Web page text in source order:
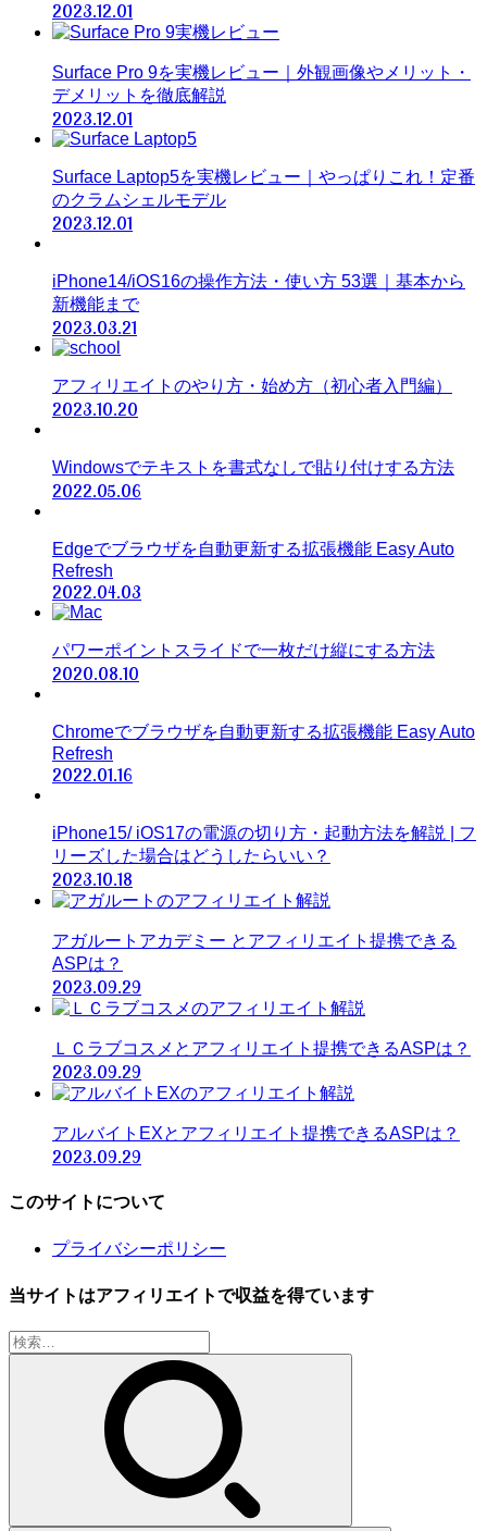
2023.12.01
Surface Pro 9を実機レビュー｜外観画像やメリット・
デメリットを徹底解説
2023.12.01
Surface Laptop5を実機レビュー｜やっぱりこれ！定番
のクラムシェルモデル
2023.12.01
iPhone14/iOS16の操作方法・使い方 53選｜基本から
新機能まで
2023.03.21
アフィリエイトのやり方・始め方（初心者入門編）
2023.10.20
Windowsでテキストを書式なしで貼り付けする方法
2022.05.06
Edgeでブラウザを自動更新する拡張機能 Easy Auto
Refresh
2022.04.03
パワーポイントスライドで一枚だけ縦にする方法
2020.08.10
Chromeでブラウザを自動更新する拡張機能 Easy Auto
Refresh
2022.01.16
iPhone15/ iOS17の電源の切り方・起動方法を解説 | フ
リーズした場合はどうしたらいい？
2023.10.18
アガルートアカデミー とアフィリエイト提携できる
ASPは？
2023.09.29
ＬＣラブコスメとアフィリエイト提携できるASPは？
2023.09.29
アルバイトEXとアフィリエイト提携できるASPは？
2023.09.29
このサイトについて
プライバシーポリシー
当サイトはアフィリエイトで収益を得ています
検
索: